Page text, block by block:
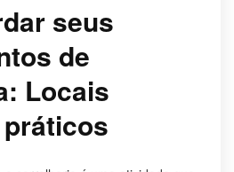
seus
de
Locais